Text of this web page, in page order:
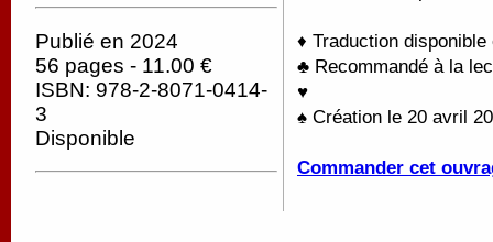
Publié en 2024
56 pages - 11.00 €
ISBN: 978-2-8071-0414-
3
Disponible
♦ Traduction
♣ Recommandé à la
♥
♠ Création le 20 avril
Commander cet